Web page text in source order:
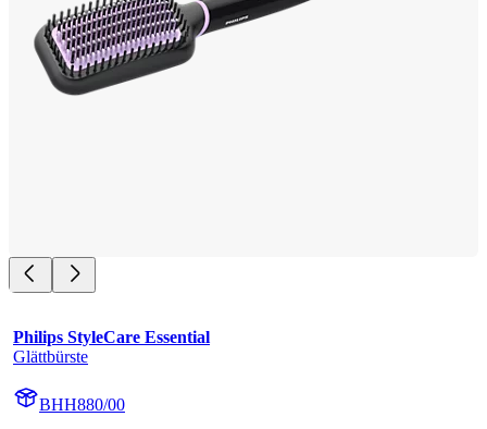
Philips StyleCare Essential
Glättbürste
BHH880/00